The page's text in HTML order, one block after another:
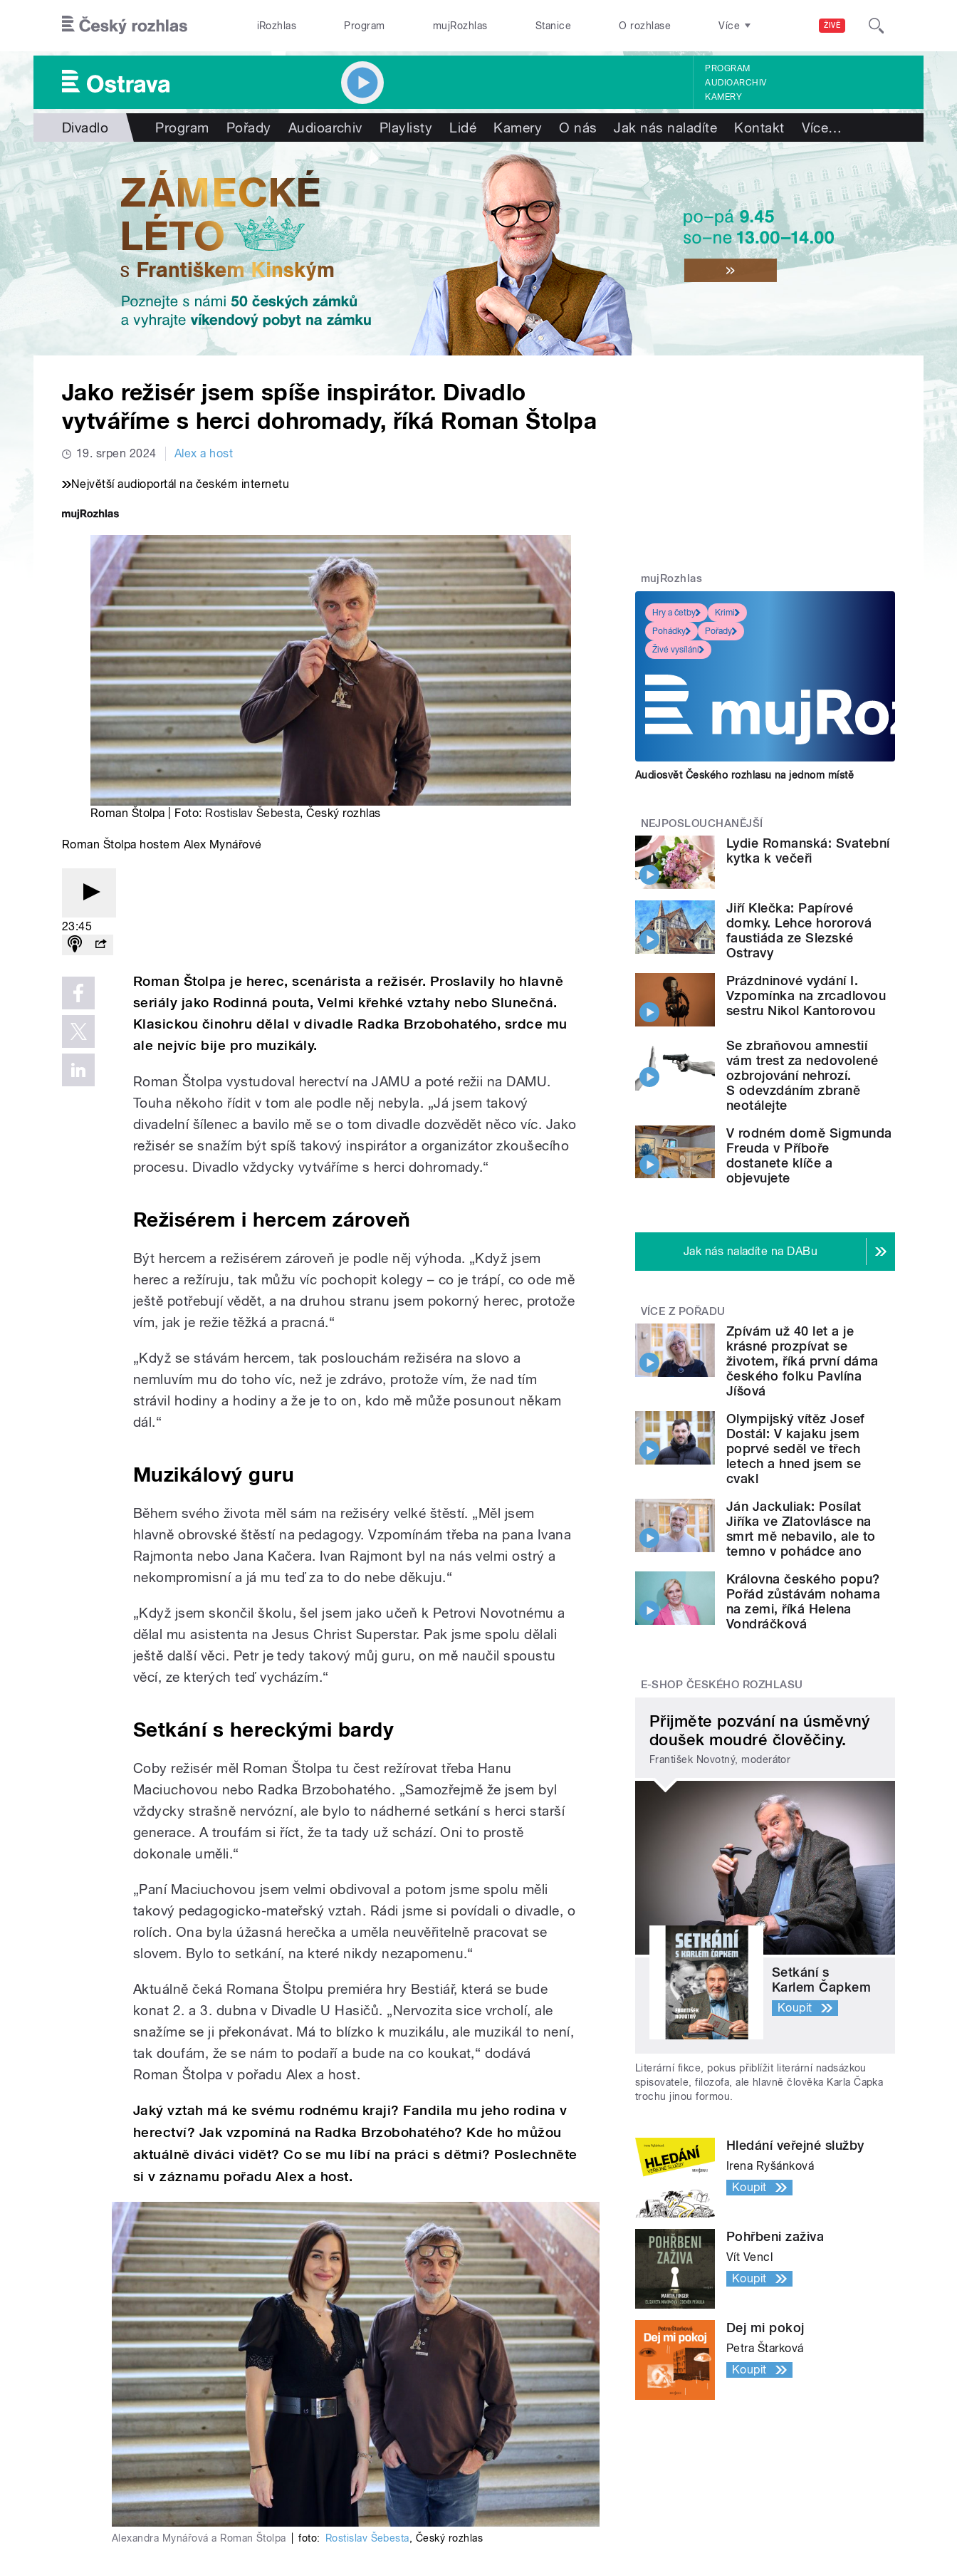
ŽIVĚ
iRozhlas Program mujRozhlas Stanice O rozhlase Více
PROGRAM
AUDIOARCHIV
KAMERY
Divadlo Program Pořady Audioarchiv Playlisty Lidé Kamery O nás Jak nás naladíte Kontakt Více…
Jako režisér jsem spíše inspirátor. Divadlo
vytváříme s herci dohromady, říká Roman Štolpa
19. srpen 2024 Alex a host
Největší audioportál na českém internetu
Roman Štolpa | Foto: Rostislav Šebesta, Český rozhlas
Roman Štolpa hostem Alex Mynářové
23:45
Roman Štolpa je herec, scenárista a režisér. Proslavily ho hlavně
seriály jako Rodinná pouta, Velmi křehké vztahy nebo Slunečná.
Klasickou činohru dělal v divadle Radka Brzobohatého, srdce mu
ale nejvíc bije pro muzikály.
Roman Štolpa vystudoval herectví na JAMU a poté režii na DAMU.
Touha někoho řídit v tom ale podle něj nebyla. „Já jsem takový
divadelní šílenec a bavilo mě se o tom divadle dozvědět něco víc. Jako
režisér se snažím být spíš takový inspirátor a organizátor zkoušecího
procesu. Divadlo vždycky vytváříme s herci dohromady.“
Režisérem i hercem zároveň
Být hercem a režisérem zároveň je podle něj výhoda. „Když jsem
herec a režíruju, tak můžu víc pochopit kolegy – co je trápí, co ode mě
ještě potřebují vědět, a na druhou stranu jsem pokorný herec, protože
vím, jak je režie těžká a pracná.“
„Když se stávám hercem, tak poslouchám režiséra na slovo a
nemluvím mu do toho víc, než je zdrávo, protože vím, že nad tím
strávil hodiny a hodiny a že je to on, kdo mě může posunout někam
dál.“
Muzikálový guru
Během svého života měl sám na režiséry velké štěstí. „Měl jsem
hlavně obrovské štěstí na pedagogy. Vzpomínám třeba na pana Ivana
Rajmonta nebo Jana Kačera. Ivan Rajmont byl na nás velmi ostrý a
nekompromisní a já mu teď za to do nebe děkuju.“
„Když jsem skončil školu, šel jsem jako učeň k Petrovi Novotnému a
dělal mu asistenta na Jesus Christ Superstar. Pak jsme spolu dělali
ještě další věci. Petr je tedy takový můj guru, on mě naučil spoustu
věcí, ze kterých teď vycházím.“
Setkání s hereckými bardy
Coby režisér měl Roman Štolpa tu čest režírovat třeba Hanu
Maciuchovou nebo Radka Brzobohatého. „Samozřejmě že jsem byl
vždycky strašně nervózní, ale bylo to nádherné setkání s herci starší
generace. A troufám si říct, že ta tady už schází. Oni to prostě
dokonale uměli.“
„Paní Maciuchovou jsem velmi obdivoval a potom jsme spolu měli
takový pedagogicko-mateřský vztah. Rádi jsme si povídali o divadle, o
rolích. Ona byla úžasná herečka a uměla neuvěřitelně pracovat se
slovem. Bylo to setkání, na které nikdy nezapomenu.“
Aktuálně čeká Romana Štolpu premiéra hry Bestiář, která se bude
konat 2. a 3. dubna v Divadle U Hasičů. „Nervozita sice vrcholí, ale
snažíme se ji překonávat. Má to blízko k muzikálu, ale muzikál to není,
tak doufám, že se nám to podaří a bude na co koukat,“ dodává
Roman Štolpa v pořadu Alex a host.
Jaký vztah má ke svému rodnému kraji? Fandila mu jeho rodina v
herectví? Jak vzpomíná na Radka Brzobohatého? Kde ho můžou
aktuálně diváci vidět? Co se mu líbí na práci s dětmi? Poslechněte
si v záznamu pořadu Alex a host.
Alexandra Mynářová a Roman Štolpa foto: Rostislav Šebesta, Český rozhlas
mujRozhlas
Hry a četby
Krimi
Pohádky
Pořady
Živé vysílání
Audiosvět Českého rozhlasu na jednom místě
NEJPOSLOUCHANĚJŠÍ
Lydie Romanská: Svatební
kytka k večeři
Jiří Klečka: Papírové
domky. Lehce hororová
faustiáda ze Slezské
Ostravy
Prázdninové vydání I.
Vzpomínka na zrcadlovou
sestru Nikol Kantorovou
Se zbraňovou amnestií
vám trest za nedovolené
ozbrojování nehrozí.
S odevzdáním zbraně
neotálejte
V rodném domě Sigmunda
Freuda v Příboře
dostanete klíče a
objevujete
Jak nás naladíte na DABu
VÍCE Z POŘADU
Zpívám už 40 let a je
krásné prozpívat se
životem, říká první dáma
českého folku Pavlína
Jíšová
Olympijský vítěz Josef
Dostál: V kajaku jsem
poprvé seděl ve třech
letech a hned jsem se
cvakl
Ján Jackuliak: Posílat
Jiříka ve Zlatovlásce na
smrt mě nebavilo, ale to
temno v pohádce ano
Královna českého popu?
Pořád zůstávám nohama
na zemi, říká Helena
Vondráčková
E-SHOP ČESKÉHO ROZHLASU
Přijměte pozvání na úsměvný
doušek moudré člověčiny.
František Novotný, moderátor
Setkání s
Karlem Čapkem
Koupit
Literární fikce, pokus přiblížit literární nadsázkou
spisovatele, filozofa, ale hlavně člověka Karla Čapka
trochu jinou formou.
Hledání veřejné služby
Irena Ryšánková
Koupit
Pohřbeni zaživa
Vít Vencl
Koupit
Dej mi pokoj
Petra Štarková
Koupit